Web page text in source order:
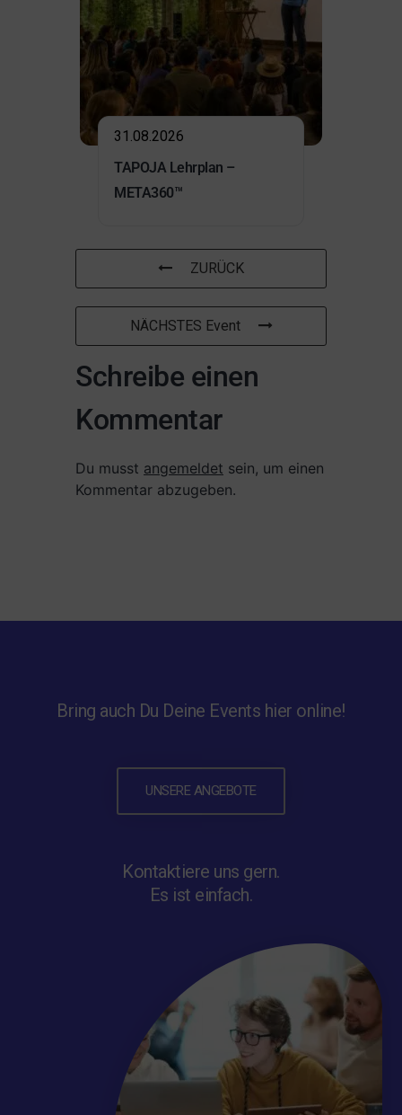
31.08.2026
TAPOJA Lehrplan –
META360™
ZURÜCK
NÄCHSTES Event
Schreibe einen
Kommentar
Du musst angemeldet sein, um einen
Kommentar abzugeben.
Bring auch Du Deine Events hier online!
UNSERE ANGEBOTE
Kontaktiere uns gern.
Es ist einfach.